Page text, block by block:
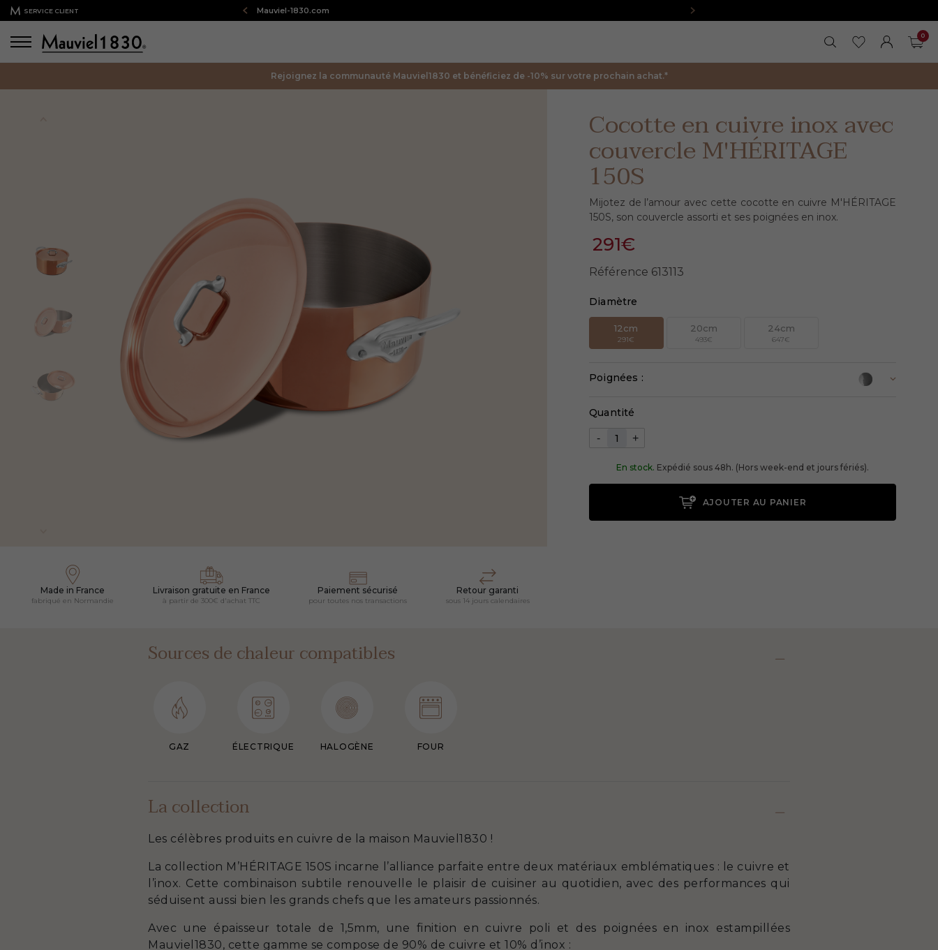
SERVICE CLIENT Bienvenue sur notre boutique en ligne : Mauviel-1830.com
FERMER LA
RECHERCHER
MES FAVORIS
MON
0
Rejoignez la communauté Mauviel1830 et bénéficiez de -10% sur votre prochain achat.*
Made in France
fabriqué en Normandie
Livraison gratuite en France
à partir de 300€ d'achat TTC
Paiement sécurisé
pour toutes nos transactions
Retour garanti
sous 14 jours calendaires
Cocotte en cuivre inox avec
couvercle M'HÉRITAGE
150S
Mijotez de l’amour avec cette cocotte en cuivre M'HÉRITAGE
150S, son couvercle assorti et ses poignées en inox.
291€
Référence 613113
Diamètre
12cm
291€
20cm
493€
24cm
647€
Poignées :
Quantité
- +
En stock. Expédié sous 48h. (Hors week-end et jours fériés).
AJOUTER AU PANIER
Sources de chaleur compatibles
GAZ ÉLECTRIQUE HALOGÈNE FOUR
La collection
Les célèbres produits en cuivre de la maison Mauviel1830 !
La collection M’HÉRITAGE 150S incarne l’alliance parfaite entre deux matériaux emblématiques : le cuivre et
l’inox. Cette combinaison subtile renouvelle le plaisir de cuisiner au quotidien, avec des performances qui
séduisent aussi bien les grands chefs que les amateurs passionnés.
Avec une épaisseur totale de 1,5mm, une finition en cuivre poli et des poignées en inox estampillées
Mauviel1830, cette gamme se compose de 90% de cuivre et 10% d’inox :